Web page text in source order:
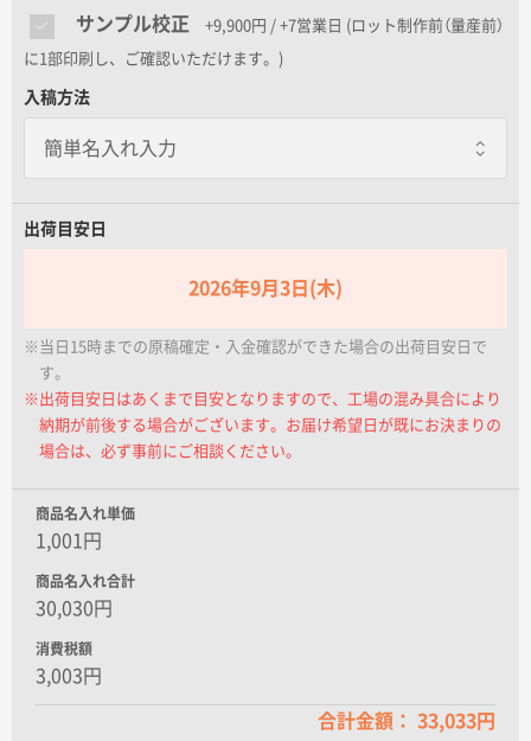
名入れグループサイト
サンプル校正 +9,900円 / +7営業日 (ロット制作前（量産前）
に1部印刷し、ご確認いただけます。)
入稿方法
出荷目安日
2026年9月3日(木)
※当日15時までの原稿確定・入金確認ができた場合の出荷目安日で
す。
※出荷目安日はあくまで目安となりますので、工場の混み具合により
納期が前後する場合がございます。お届け希望日が既にお決まりの
場合は、必ず事前にご相談ください。
商品名入れ単価
1,001円
商品名入れ合計
30,030円
消費税額
3,003円
合計金額： 33,033円